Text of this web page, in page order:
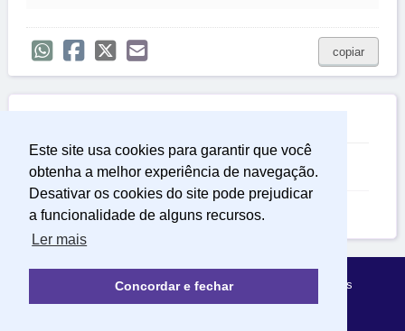
Este site usa cookies para garantir que você
obtenha a melhor experiência de navegação.
Desativar os cookies do site pode prejudicar
a funcionalidade de alguns recursos.
Ler mais
Concordar e fechar
copiar
Frases Sobre a Vida
Frases de Esperança
Política de Privacidade Sobre Mensagens Mágicas